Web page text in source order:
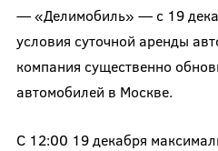
— «Делимобиль» — с 19
условия суточной аренды
компания существенно
автомобилей в Москве.
С 12:00 19 декабря